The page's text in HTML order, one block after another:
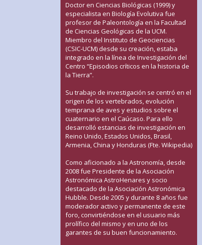
Doctor en Ciencias Biológicas (1999) y
especialista en Biología Evolutiva fue
profesor de Paleontología en la Facultad
de Ciencias Geológicas de la UCM.
Miembro del Instituto de Geociencias
(CSIC-UCM) desde su creación, estaba
integrado en la línea de Investigación del
Centro “Episodios críticos en la historia de
la Tierra”.
Su trabajo de investigación se centró en el
origen de los vertebrados, evolución
temprana de aves y estudios sobre el
cuaternario en el Caúcaso. Para ello
desarrolló estancias de investigación en
Reino Unido, Estados Unidos, Brasil,
Armenia, China y Honduras (Fte. Wikipedia)
Como aficionado a la Astronomía, desde
2008 fue Presidente de la Asociación
Astronómica AstroHenares y socio
destacado de la Asociación Astronómica
Hubble. Desde 2005 y durante 8 años fue
moderador activo y permanente de este
foro, convirtiéndose en el usuario más
prolífico del mismo y en uno de los
garantes de su buen funcionamiento.